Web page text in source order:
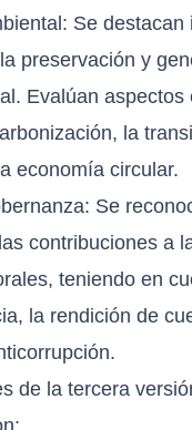
Se destacan
preservación y
Evalúan aspectos
la
economía circular.
Se
contribuciones a
teniendo en
la rendición de
de la tercera